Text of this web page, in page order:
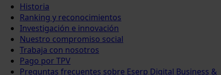
Historia
Ranking y reconocimientos
Investigación e innovación
Nuestro compromiso social
Trabaja con nosotros
Pago por TPV
Preguntas frecuentes sobre Eserp Digital Business &